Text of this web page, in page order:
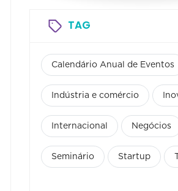
TAG
Calendário Anual de Eventos
Indústria e comércio
Internacional Negócios
Seminário Startup